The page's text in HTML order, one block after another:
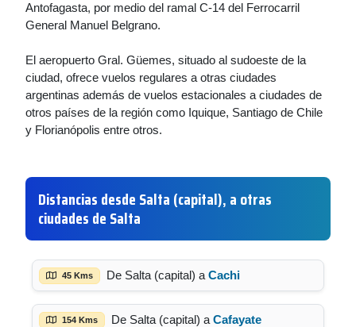
Antofagasta, por medio del ramal C-14 del Ferrocarril
General Manuel Belgrano.
El aeropuerto Gral. Güemes, situado al sudoeste de la
ciudad, ofrece vuelos regulares a otras ciudades
argentinas además de vuelos estacionales a ciudades de
otros países de la región como Iquique, Santiago de Chile
y Florianópolis entre otros.
Distancias desde Salta (capital), a otras
ciudades de Salta
45 Kms De Salta (capital) a Cachi
154 Kms De Salta (capital) a Cafayate